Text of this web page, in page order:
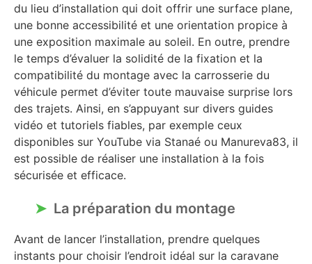
du lieu d’installation qui doit offrir une surface plane,
une bonne accessibilité et une orientation propice à
une exposition maximale au soleil. En outre, prendre
le temps d’évaluer la solidité de la fixation et la
compatibilité du montage avec la carrosserie du
véhicule permet d’éviter toute mauvaise surprise lors
des trajets. Ainsi, en s’appuyant sur divers guides
vidéo et tutoriels fiables, par exemple ceux
disponibles sur YouTube via Stanaé ou Manureva83, il
est possible de réaliser une installation à la fois
sécurisée et efficace.
La préparation du montage
Avant de lancer l’installation, prendre quelques
instants pour choisir l’endroit idéal sur la caravane